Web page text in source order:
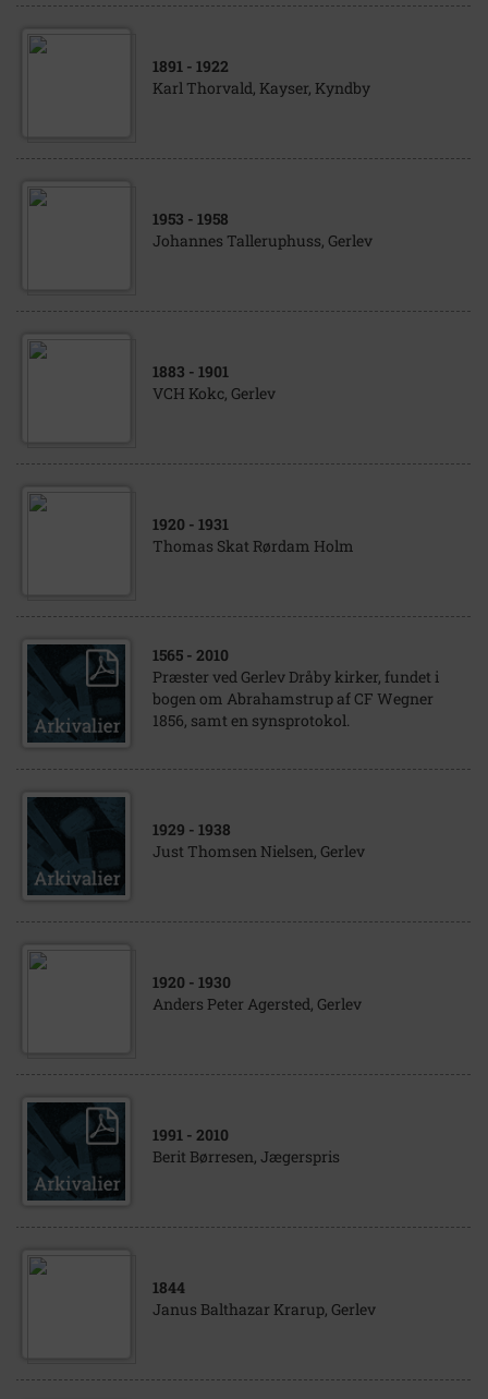
1891 - 1922
Karl Thorvald, Kayser, Kyndby
1953 - 1958
Johannes Talleruphuss, Gerlev
1883 - 1901
VCH Kokc, Gerlev
1920 - 1931
Thomas Skat Rørdam Holm
1565 - 2010
Præster ved Gerlev Dråby kirker, fundet i
bogen om Abrahamstrup af CF Wegner
1856, samt en synsprotokol.
1929 - 1938
Just Thomsen Nielsen, Gerlev
1920 - 1930
Anders Peter Agersted, Gerlev
1991 - 2010
Berit Børresen, Jægerspris
1844
Janus Balthazar Krarup, Gerlev